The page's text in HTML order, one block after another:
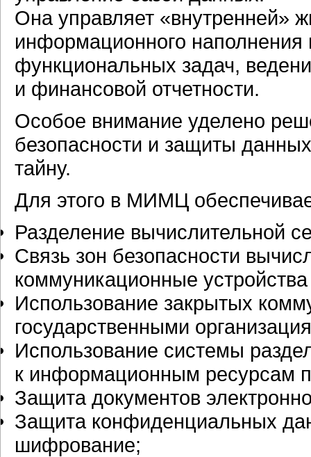
Она управляет «внутренней»
информационного наполнения
функциональных задач,
и финансовой отчетности.
Особое внимание уделено
безопасности и защиты
тайну.
Для этого в МИМЦ
Разделение вычислительной
Связь зон безопасности
коммуникационные
Использование закрытых
государственными
Использование системы
к информационным ресурсам
Защита документов
Защита конфиденциальных
шифрование;